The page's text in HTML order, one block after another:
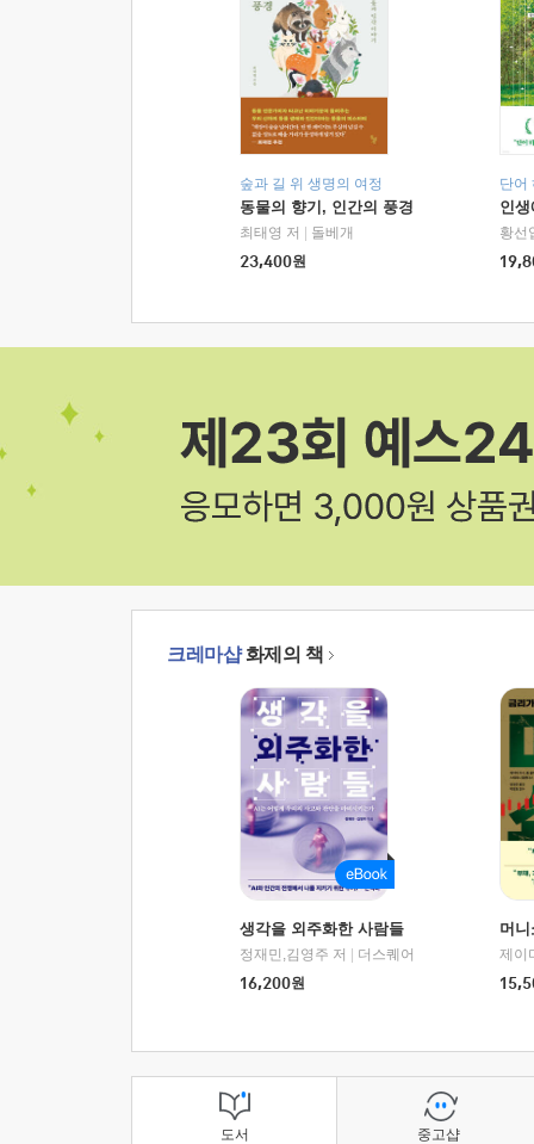
숲과 길 위 생명의 여정
동물의 향기, 인간의 풍경
최태영 저
돌베개
23,400원
단어
인
황선
크레마샵화제의 책
생각을 외주화한 사람들
정재민,김영주 저
더스퀘어
16,200원
머
도서 중고샵